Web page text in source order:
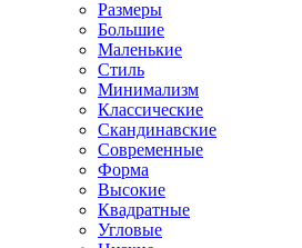
Размеры
Большие
Маленькие
Стиль
Минимализм
Классические
Скандинавские
Современные
Форма
Высокие
Квадратные
Угловые